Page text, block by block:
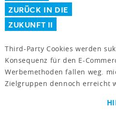
ZURÜCK IN DIE
ZUKUNFT II
Third-Party Cookies werden
Konsequenz für den E-
Werbemethoden fallen weg.
Zielgruppen dennoch erreicht